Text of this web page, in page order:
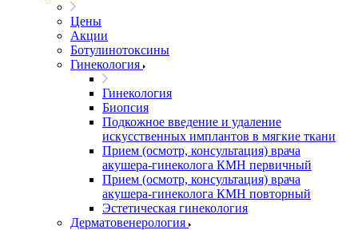
Цены
Акции
Ботулинотоксины
Гинекология
Гинекология
Биопсия
Подкожное введение и удаление
искусственных имплантов в мягкие ткани
Прием (осмотр, консультация) врача
акушера-гинеколога КМН первичный
Прием (осмотр, консультация) врача
акушера-гинеколога КМН повторный
Эстетическая гинекология
Дерматовенерология